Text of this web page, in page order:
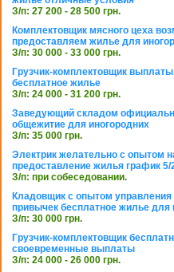
З/п: 27 200 - 28 500 грн.
Комплектовщик мясного цеха
предоставляем жилье для
З/п: 30 000 - 33 000 грн.
Грузчик-комплектовщик
бесплатное жилье
З/п: 24 000 - 31 200 грн.
Заведующий складом
общежитие для иногородних
З/п: 35 000 грн.
Электрик желательно с опытом
предоставление жилья график 5/
З/п: при собеседовании.
Кладовщик с опытом
привычек бесплатное жилье для
З/п: 30 000 грн.
Грузчик-комплектовщик
своевременные выплаты
З/п: 24 000 - 26 000 грн.